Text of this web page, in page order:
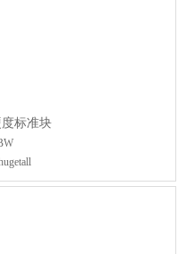
标准块